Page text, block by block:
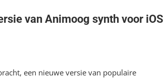
van Animoog synth voor iOS
een nieuwe versie van populaire